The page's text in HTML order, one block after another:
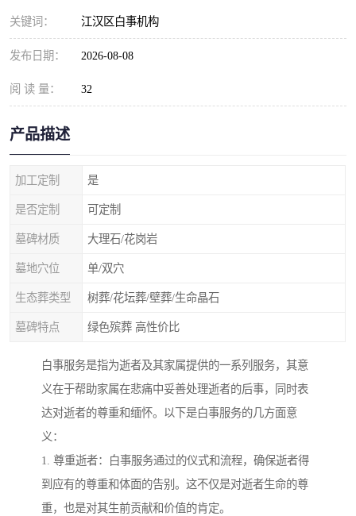
关键词： 江汉区白事机构
发布日期： 2026-08-08
阅 读 量： 32
产品描述
加工定制 是
是否定制 可定制
墓碑材质 大理石/花岗岩
墓地穴位 单/双穴
生态葬类型 树葬/花坛葬/壁葬/生命晶石
墓碑特点 绿色殡葬 高性价比
白事服务是指为逝者及其家属提供的一系列服务，其意
义在于帮助家属在悲痛中妥善处理逝者的后事，同时表
达对逝者的尊重和缅怀。以下是白事服务的几方面意
义：
1. 尊重逝者：白事服务通过的仪式和流程，确保逝者得
到应有的尊重和体面的告别。这不仅是对逝者生命的尊
重，也是对其生前贡献和价值的肯定。